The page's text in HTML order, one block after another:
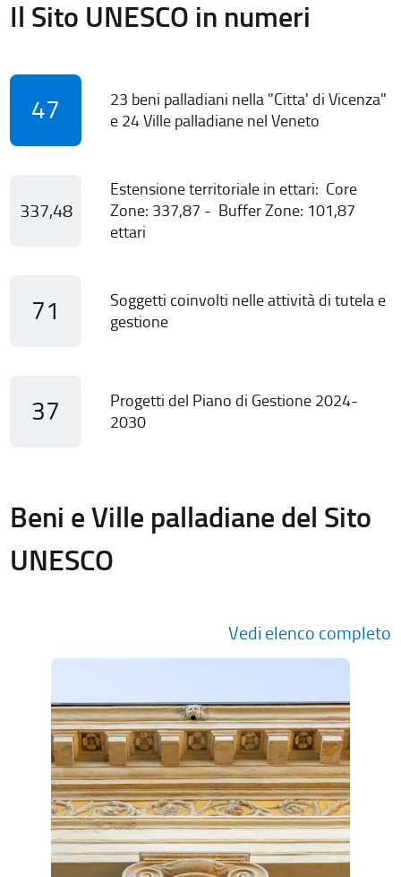
Il Sito UNESCO in numeri
47
23 beni palladiani nella "Citta' di Vicenza"
e 24 Ville palladiane nel Veneto
337,48
Estensione territoriale in ettari: Core
Zone: 337,87 - Buffer Zone: 101,87
ettari
71
Soggetti coinvolti nelle attività di tutela e
gestione
37
Progetti del Piano di Gestione 2024-
2030
Beni e Ville palladiane del Sito
UNESCO
Vedi elenco completo